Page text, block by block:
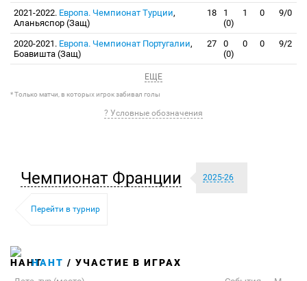
2021-2022. Европа. Чемпионат Турции,
Аланьяспор (Защ)
18
1
(0)
1 0 9/0
2020-2021. Европа. Чемпионат Португалии,
Боавишта (Защ)
27
0
(0)
0 0 9/2
ЕЩЕ
* Только матчи, в которых игрок забивал голы
? Условные обозначения
Чемпионат Франции 2025-26
Перейти в турнир
НАНТ / УЧАСТИЕ В ИГРАХ